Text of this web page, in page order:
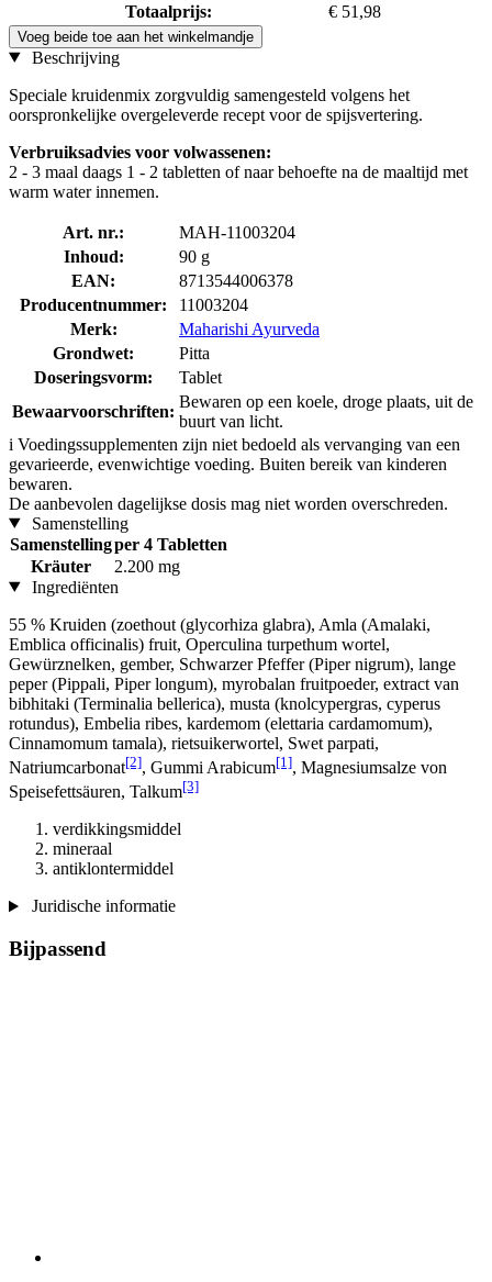
Totaalprijs:
€ 51,98
Voeg beide toe aan het winkelmandje
Beschrijving
Speciale kruidenmix zorgvuldig samengesteld volgens het
oorspronkelijke overgeleverde recept voor de spijsvertering.
Verbruiksadvies voor volwassenen:
2 - 3 maal daags 1 - 2 tabletten of naar behoefte na de maaltijd met
warm water innemen.
Art. nr.:
MAH-11003204
Inhoud:
90 g
EAN:
8713544006378
Producentnummer:
11003204
Merk:
Maharishi Ayurveda
Grondwet:
Pitta
Doseringsvorm:
Tablet
Bewaarvoorschriften:
Bewaren op een koele, droge plaats, uit de
buurt van licht.
i Voedingssupplementen zijn niet bedoeld als vervanging van een
gevarieerde, evenwichtige voeding. Buiten bereik van kinderen
bewaren.
De aanbevolen dagelijkse dosis mag niet worden overschreden.
Samenstelling
Samenstellingper 4 Tabletten
Kräuter
2.200 mg
Ingrediënten
55 % Kruiden (zoethout (glycorhiza glabra), Amla (Amalaki,
Emblica officinalis) fruit, Operculina turpethum wortel,
Gewürznelken, gember, Schwarzer Pfeffer (Piper nigrum), lange
peper (Pippali, Piper longum), myrobalan fruitpoeder, extract van
bibhitaki (Terminalia bellerica), musta (knolcypergras, cyperus
rotundus), Embelia ribes, kardemom (elettaria cardamomum),
Cinnamomum tamala), rietsuikerwortel, Swet parpati,
Natriumcarbonat[2], Gummi Arabicum[1], Magnesiumsalze von
Speisefettsäuren, Talkum[3]
verdikkingsmiddel
mineraal
antiklontermiddel
Juridische informatie
Bijpassend